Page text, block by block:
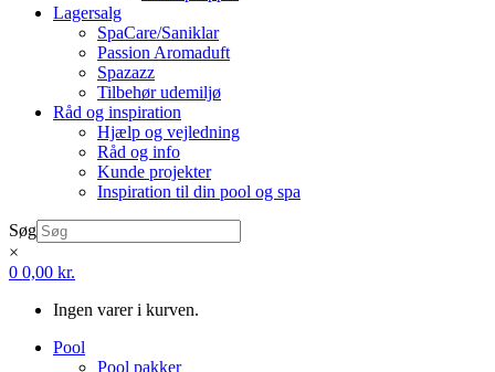
Lagersalg
SpaCare/Saniklar
Passion Aromaduft
Spazazz
Tilbehør udemiljø
Råd og inspiration
Hjælp og vejledning
Råd og info
Kunde projekter
Inspiration til din pool og spa
Søg
×
0 0,00 kr.
Ingen varer i kurven.
Pool
Pool pakker